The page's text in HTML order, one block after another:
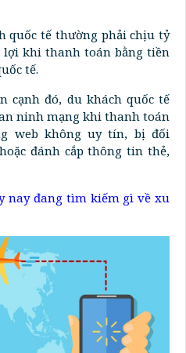
quốc tế thường phải chịu tỷ
khi thanh toán bằng tiền
tế.
cạnh đó, du khách quốc tế
ninh mạng khi thanh toán
web không uy tín, bị đối
đánh cắp thông tin thẻ,
nay đang tìm kiếm gì về xu